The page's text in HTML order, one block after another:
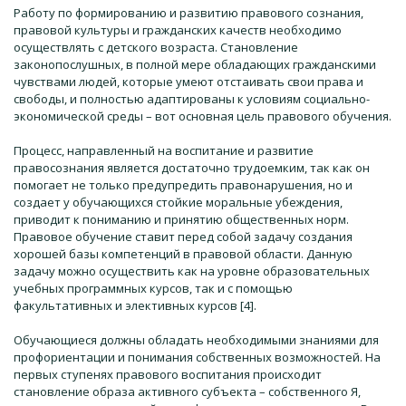
Работу по формированию и развитию правового сознания,
правовой культуры и гражданских качеств необходимо
осуществлять с детского возраста. Становление
законопослушных, в полной мере обладающих гражданскими
чувствами людей, которые умеют отстаивать свои права и
свободы, и полностью адаптированы к условиям социально-
экономической среды – вот основная цель правового обучения.
Процесс, направленный на воспитание и развитие
правосознания является достаточно трудоемким, так как он
помогает не только предупредить правонарушения, но и
создает у обучающихся стойкие моральные убеждения,
приводит к пониманию и принятию общественных норм.
Правовое обучение ставит перед собой задачу создания
хорошей базы компетенций в правовой области. Данную
задачу можно осуществить как на уровне образовательных
учебных программных курсов, так и с помощью
факультативных и элективных курсов [4].
Обучающиеся должны обладать необходимыми знаниями для
профориентации и понимания собственных возможностей. На
первых ступенях правового воспитания происходит
становление образа активного субъекта – собственного Я,